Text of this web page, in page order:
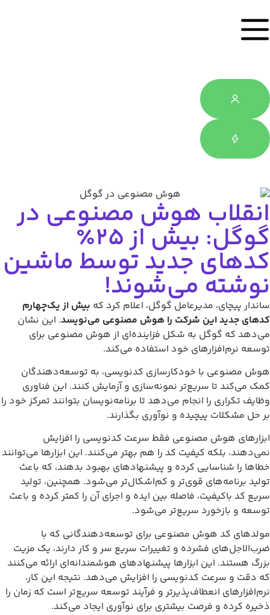
هوش مصنوعی در
گوگل: بیش از ۲۵٪
جدید توسط ماشین
می‌شوند!
پیچای، مدیرعامل گوگل، اعلام کرد که بیش از یک‌چهارم
جدید این شرکت را هوش مصنوعی می‌نویسد. این نشان
که گوگل به شکل فزاینده‌ای از هوش مصنوعی برای
نرم‌افزارهای خود استفاده می‌کند.
مصنوعی با خودکارسازی کدنویسی، به توسعه‌دهندگان
می‌کند تا سریع‌تر نمونه‌سازی و آزمایش کنند. این فناوری
تکراری را انجام می‌دهد تا برنامه‌نویسان بتوانند تمرکز خود را
حل مشکلات پیچیده و نوآوری بگذارند.
هوش مصنوعی فقط سرعت کدنویسی را افزایش
بلکه کیفیت کد را هم بهتر می‌کنند. این ابزارها می‌توانند
را شناسایی کرده و پیشنهادهای بهبود بدهند، که باعث
برنامه‌های قوی‌تر و کم‌اشکال‌تر می‌شود. همچنین، تولید
کد باکیفیت، فاصله بین ایده و اجرای آن را کمتر کرده و باعث
و بازخورد سریع‌تر می‌شود.
کد هوش مصنوعی برای توسعه‌دهندگانی که با
فشرده و تغییرات سریع سر و کار دارند، یک مزیت
هستند. این ابزارها پیشنهادهای هوشمندانه‌ای ارائه می‌کنند
دقت و سرعت کدنویسی را افزایش می‌دهد. نتیجه این کار،
انعطاف‌پذیرتر و فرآیند توسعه سریع‌تر است که زمان را
کرده و فرصت بیشتری برای نوآوری ایجاد می‌کند.